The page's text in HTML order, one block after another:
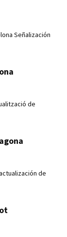
Señalización
de
de